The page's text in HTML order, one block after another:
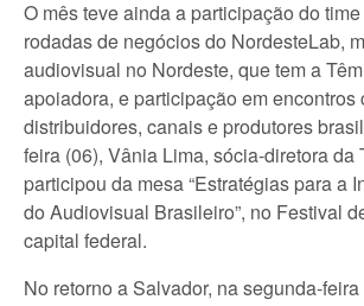
O mês teve ainda a participação do
rodadas de negócios do NordesteLab,
audiovisual no Nordeste, que tem a
apoiadora, e participação em encontros
distribuidores, canais e produtores
feira (06), Vânia Lima, sócia-diretora da
participou da mesa “Estratégias para a
do Audiovisual Brasileiro”, no Festival
capital federal.
No retorno a Salvador, na segunda-